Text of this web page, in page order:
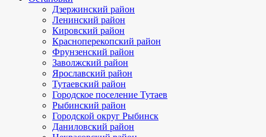
Дзержинский район
Ленинский район
Кировский район
Красноперекопский район
Фрунзенский район
Заволжский район
Ярославский район
Тутаевский район
Городское поселение Тутаев
Рыбинский район
Городской округ Рыбинск
Даниловский район